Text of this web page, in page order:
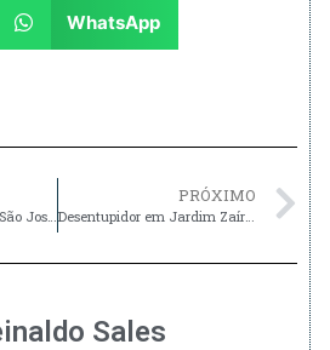
WhatsApp
Desentupidor em Vila São José, SP
PRÓXIMO
Desentupidor em Jardim Zaíra, SP
Sales